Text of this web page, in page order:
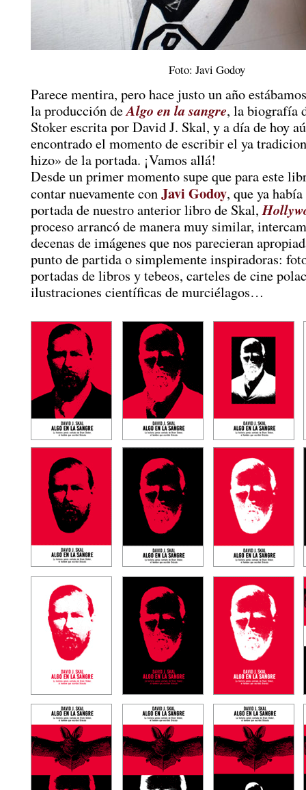
Foto: Javi Godoy
Parece mentira, pero hace justo un año
la producción deAlgo en la sangre, la biografía
Stoker escrita por David J. Skal, y a día de hoy
encontrado el momento de escribir el ya
hizo» de la portada. ¡Vamos allá!
Desde un primer momento supe que para este
contar nuevamente conJavi Godoy, que ya
portada de nuestro anterior libro de Skal,
proceso arrancó de manera muy similar,
decenas de imágenes que nos parecieran
punto de partida o simplemente inspiradoras:
portadas de libros y tebeos, carteles de cine
ilustraciones científicas de murciélagos…